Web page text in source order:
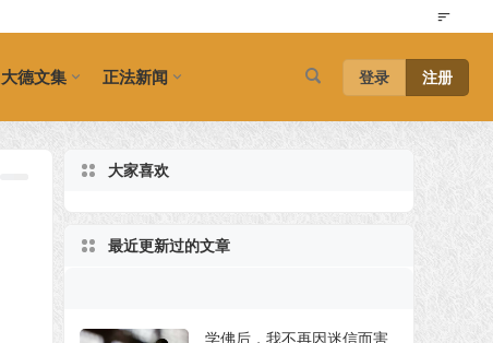
大德文集 正法新闻 登录 注册
大家喜欢
最近更新过的文章
学佛后，我不再因迷信而害